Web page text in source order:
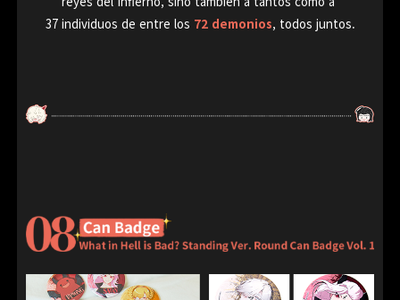
37 individuos de entre los 72 demonios, todos juntos.